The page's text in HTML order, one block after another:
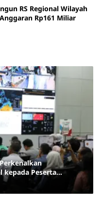
RS Regional Wilayah
Rp161 Miliar
kepada Peserta
Course